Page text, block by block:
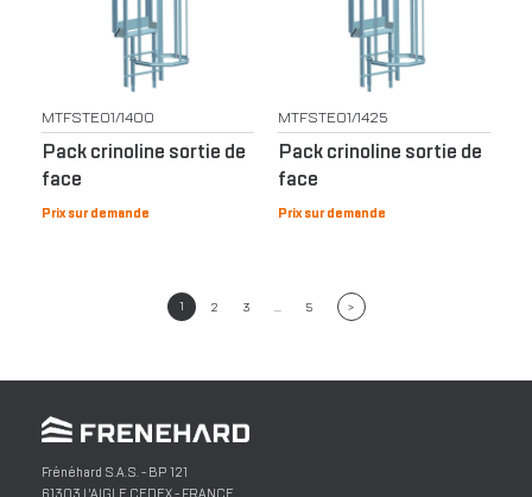
MTFSTE01/1400
Pack crinoline sortie de
face
Prix sur demande
MTFSTE01/1425
Pack crinoline sortie de
face
Prix sur demande
1 2 3 ... 5 >
Frénéhard S.A.S.- BP 121